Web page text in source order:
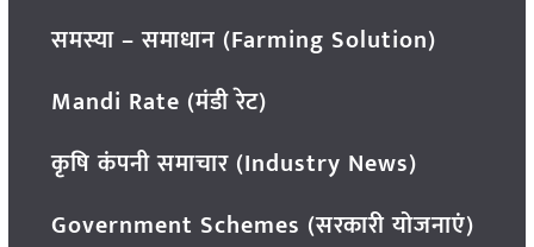
समस्या – समाधान (Farming Solution)
Mandi Rate (मंडी रेट)
कृषि कंपनी समाचार (Industry News)
Government Schemes (सरकारी योजनाएं)